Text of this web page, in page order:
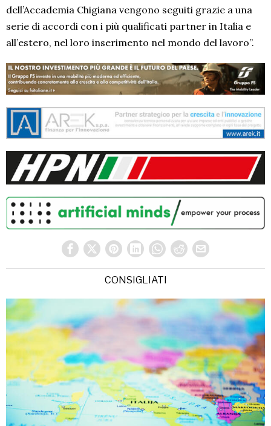
dell’Accademia Chigiana vengono seguiti grazie a una
serie di accordi con i più qualificati partner in Italia e
all’estero, nel loro inserimento nel mondo del lavoro”.
CONSIGLIATI